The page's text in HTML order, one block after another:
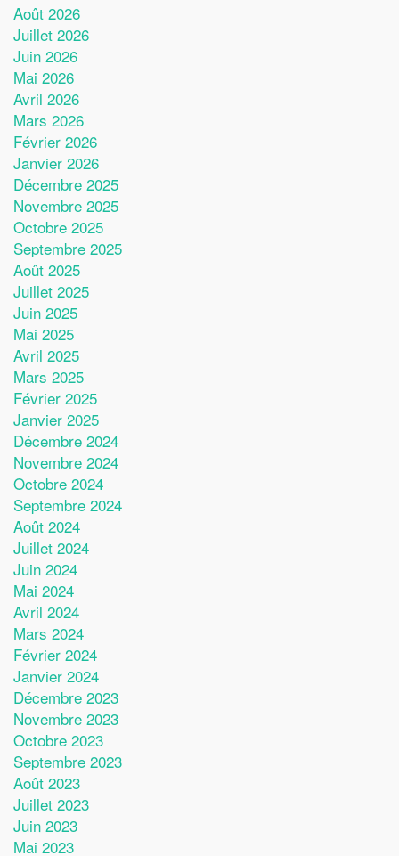
Août 2026
Juillet 2026
Juin 2026
Mai 2026
Avril 2026
Mars 2026
Février 2026
Janvier 2026
Décembre 2025
Novembre 2025
Octobre 2025
Septembre 2025
Août 2025
Juillet 2025
Juin 2025
Mai 2025
Avril 2025
Mars 2025
Février 2025
Janvier 2025
Décembre 2024
Novembre 2024
Octobre 2024
Septembre 2024
Août 2024
Juillet 2024
Juin 2024
Mai 2024
Avril 2024
Mars 2024
Février 2024
Janvier 2024
Décembre 2023
Novembre 2023
Octobre 2023
Septembre 2023
Août 2023
Juillet 2023
Juin 2023
Mai 2023